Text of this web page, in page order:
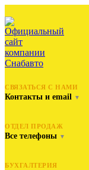
СВЯЗАТЬСЯ С НАМИ
Контакты и email ▼
ОТДЕЛ ПРОДАЖ
Все телефоны ▼
БУХГАЛТЕРИЯ